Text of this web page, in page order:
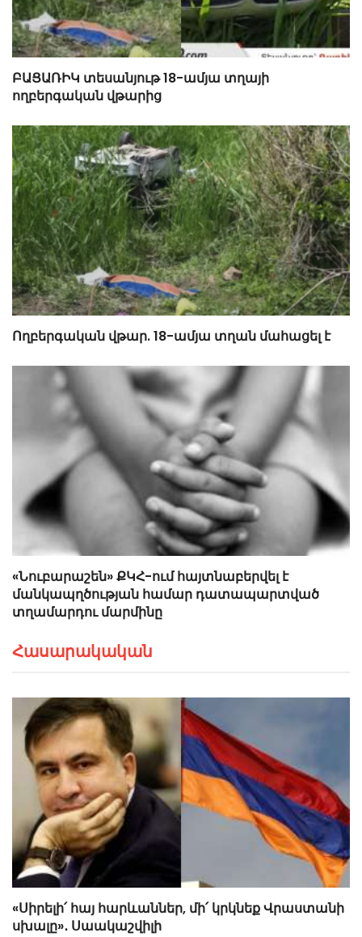
ԲԱՑԱՌԻԿ տեսանյութ 18-ամյա տղայի
ողբերգական վթարից
Ողբերգական վթար. 18-ամյա տղան մահացել է
«Նուբարաշեն» ՔԿՀ-ում հայտնաբերվել է
մանկապղծության համար դատապարտված
տղամարդու մարմինը
Հասարակական
«Սիրելի՛ հայ հարևաններ, մի՛ կրկնեք Վրաստանի
սխալը»․ Սաակաշվիլի